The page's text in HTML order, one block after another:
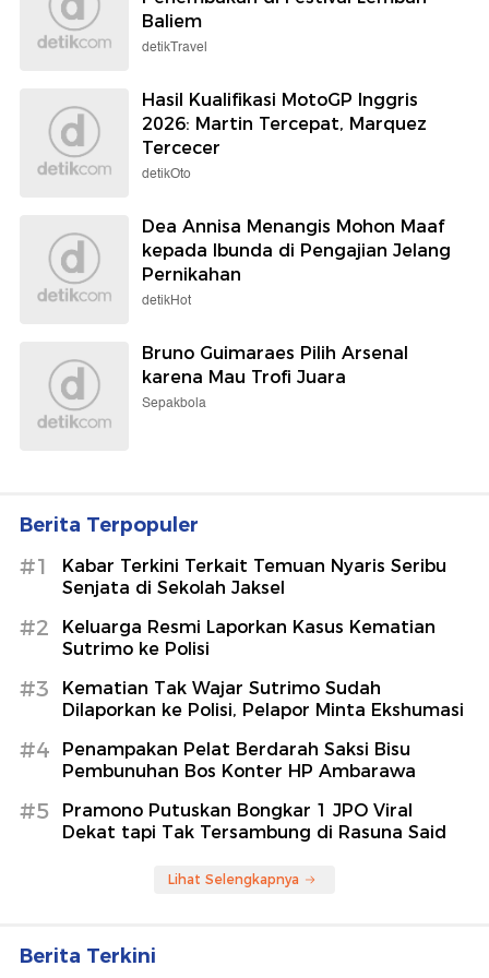
Viral Mi Ayam Micin Brutal, Ini Wanti-
wanti Dokter soal Dampaknya ke
Ginjal
detikHealth
Mentan Turun Tangan Bikin Harga
Beras di Alor Jadi Rp 13.000/Kg
detikFinance
Begini Kondisi Terkini Dua Korban
Penembakan di Festival Lembah
Baliem
2026: Martin Tercepat, Marquez
Tercecer
detikOto
Dea Annisa Menangis Mohon Maaf
kepada Ibunda di Pengajian Jelang
detikHot
Bruno Guimaraes Pilih Arsenal
karena Mau Trofi Juara
#1
Kabar Terkini Terkait Temuan Nyaris Seribu